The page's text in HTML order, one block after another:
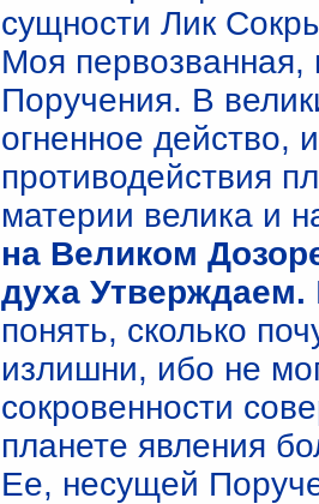
сущности Лик
Моя первозванная,
Поручения. В
огненное действо,
противодействия
материи велика и
на Великом
духа Утверждаем.
понять, сколько
излишни, ибо не
сокровенности
планете явления
Ее, несущей